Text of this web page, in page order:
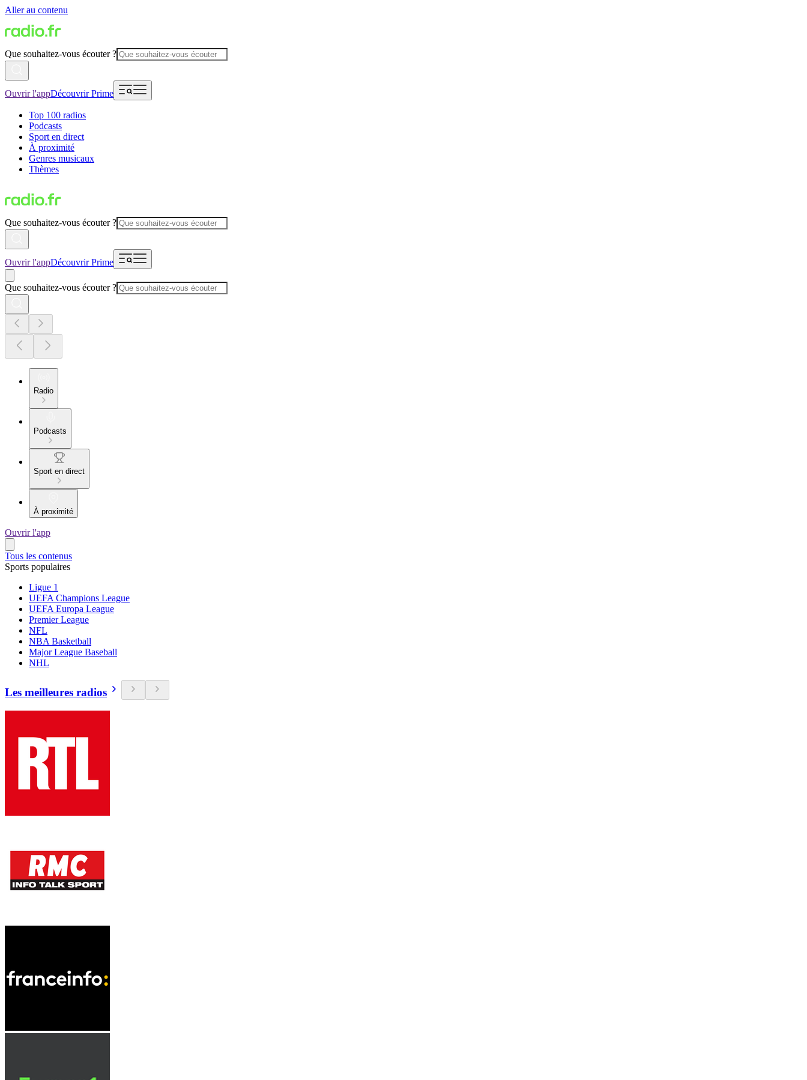
Aller au contenu
Que souhaitez-vous écouter ?
Ouvrir l'appDécouvrir Prime
Top 100 radios
Podcasts
Sport en direct
À proximité
Genres musicaux
Thèmes
Que souhaitez-vous écouter ?
Ouvrir l'appDécouvrir Prime
Que souhaitez-vous écouter ?
Radio
Podcasts
Sport en direct
À proximité
Ouvrir l'app
Tous les contenus
Sports populaires
Ligue 1
UEFA Champions League
UEFA Europa League
Premier League
NFL
NBA Basketball
Major League Baseball
NHL
Les meilleures radios